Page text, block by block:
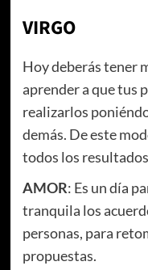
VIRGO
Hoy deberás tener
aprender a que tus
realizarlos
demás. De este
todos los
AMOR: Es un día
tranquila los
personas, para
propuestas.